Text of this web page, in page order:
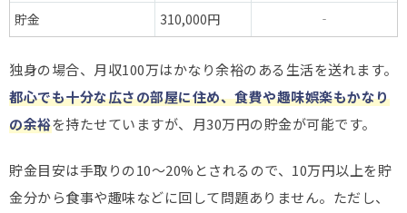
貯金
310,000円 ‐
独身の場合、月収100万はかなり余裕のある生活を送れます。
都心でも十分な広さの部屋に住め、食費や趣味娯楽もかなり
の余裕を持たせていますが、月30万円の貯金が可能です。
貯金目安は手取りの10～20%とされるので、10万円以上を貯
金分から食事や趣味などに回して問題ありません。ただし、